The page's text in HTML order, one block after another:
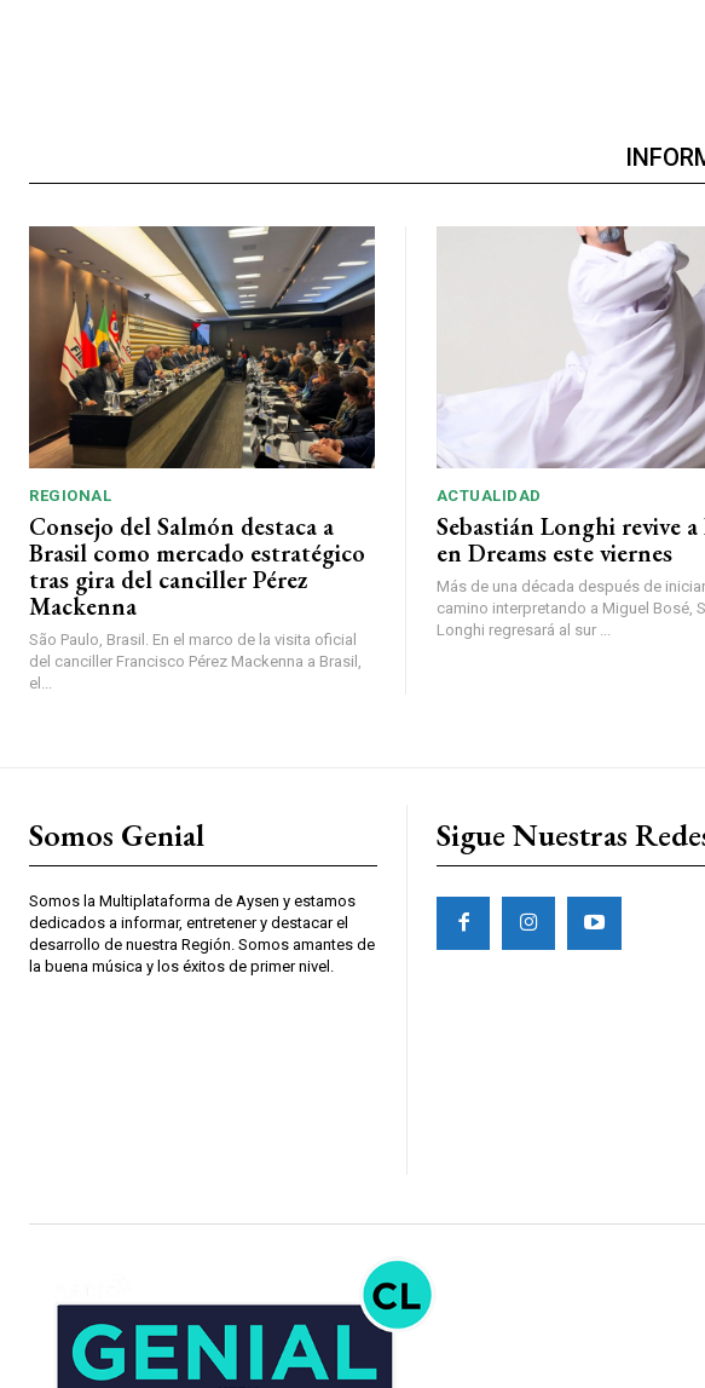
REGIONAL
Consejo del Salmón destaca a
Brasil como mercado estratégico
tras gira del canciller Pérez
Mackenna
São Paulo, Brasil. En el marco de la visita oficial
del canciller Francisco Pérez Mackenna a Brasil,
el...
ACTUALIDAD
Sebastián Longhi revive a
en Dreams este viernes
Más de una década después de
camino interpretando a Miguel Bosé,
Longhi regresará al sur ...
Somos Genial
Somos la Multiplataforma de Aysen y estamos
dedicados a informar, entretener y destacar el
desarrollo de nuestra Región. Somos amantes de
la buena música y los éxitos de primer nivel.
Sigue Nuestras